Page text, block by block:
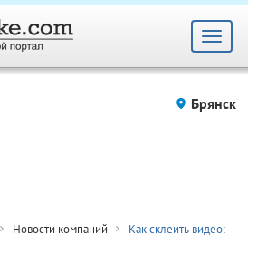
Toggle
Брянск
Новости компаний
Как склеить видео: